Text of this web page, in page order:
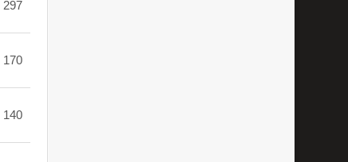
297
170
140